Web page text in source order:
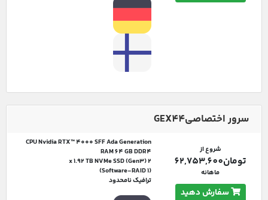
سرور اختصاصیGEX44
CPU Nvidia RTX™ 4000 SFF Ada Generation
RAM 64 GB DDR4
2 x 1.92 TB NVMe SSD (Gen3)
(Software-RAID 1)
ترافیک نامحدود
شروع از
تومان62,753,600
ماهانه
سفارش دهید